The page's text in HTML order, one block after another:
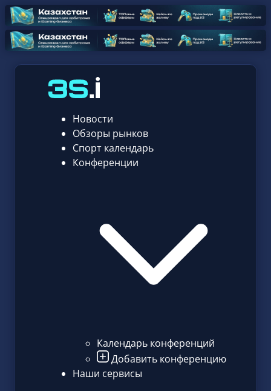
Новости
Обзоры рынков
Спорт календарь
Конференции
Календарь конференций
Добавить конференцию
Наши сервисы